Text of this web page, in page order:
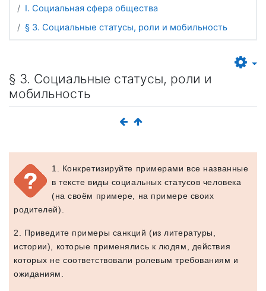
I. Социальная сфера общества
§ 3. Социальные статусы, роли и мобильность
§ 3. Социальные статусы, роли и
мобильность
1. Конкретизируйте примерами все названные
в тексте виды социальных статусов человека
(на своём примере, на примере своих
родителей).
2. Приведите примеры санкций (из литературы,
истории), которые применялись к людям, действия
которых не соответствовали ролевым требованиям и
ожиданиям.